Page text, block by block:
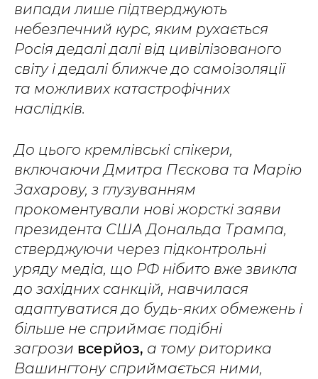
випади лише підтверджують
небезпечний курс, яким рухається
Росія дедалі далі від цивілізованого
світу і дедалі ближче до самоізоляції
та можливих катастрофічних
наслідків.
До цього кремлівські спікери,
включаючи Дмитра Пєскова та Марію
Захарову, з глузуванням
прокоментували нові жорсткі заяви
президента США Дональда Трампа,
стверджуючи через підконтрольні
уряду медіа, що РФ нібито вже звикла
до західних санкцій, навчилася
адаптуватися до будь-яких обмежень і
більше не сприймає подібні
загрози всерйоз, а тому риторика
Вашингтону сприймається ними,